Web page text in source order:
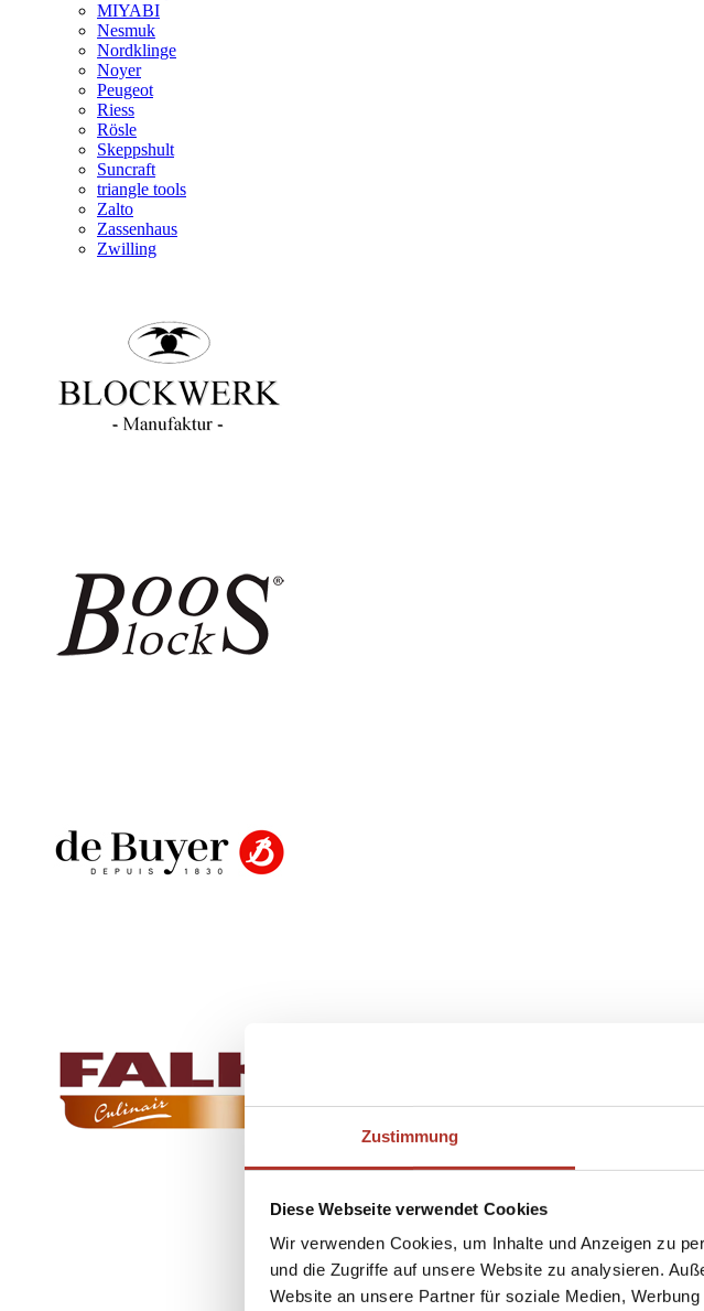
Zustimmung
Diese Webseite verwendet Cookies
Wir verwenden Cookies, um Inhalte und Anzeigen zu
und die Zugriffe auf unsere Website zu analysieren.
Website an unsere Partner für soziale Medien,
MIYABI
Nesmuk
Nordklinge
Noyer
Peugeot
Riess
Rösle
Skeppshult
Suncraft
triangle tools
Zalto
Zassenhaus
Zwilling